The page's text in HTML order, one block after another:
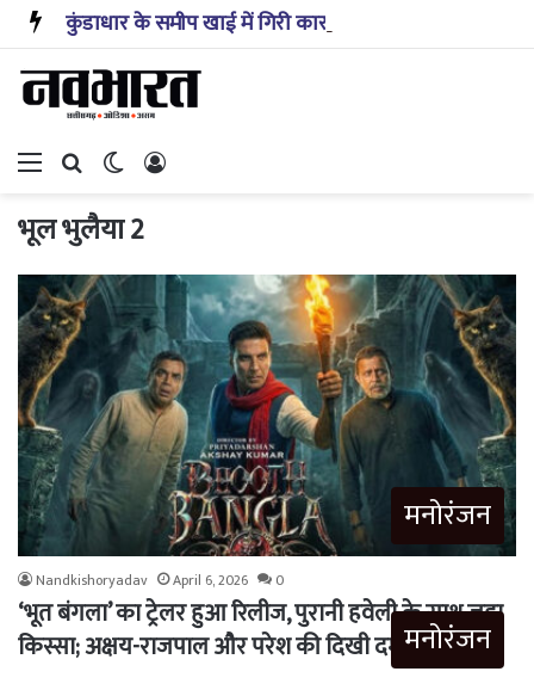
Menu Search forSwitch skin
भूल भुलैया 2
मनोरंजन
Nandkishoryadav April 6, 2026 0
‘भूत बंगला’ का ट्रेलर हुआ रिलीज, पुरानी हवेली के साथ जुड़ा
किस्सा; अक्षय-राजपाल और परेश की दिखी दमदार कॉमेडी
मनोरंजन